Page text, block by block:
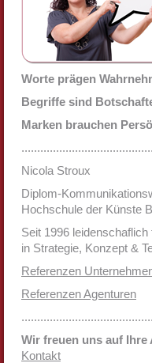
Worte prägen
Begriffe sind
Marken brauchen
Nicola Stroux
Diplom-
Hochschule der Künste
Seit 1996 leidenschaflich
in Strategie, Konzept &
Referenzen
Referenzen Agenturen
Wir freuen uns auf Ihre
Kontakt